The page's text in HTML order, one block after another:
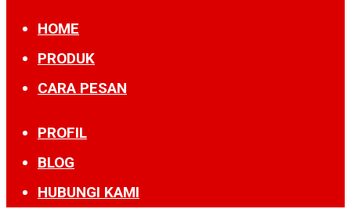
HOME
PRODUK
CARA PESAN
PROFIL
BLOG
HUBUNGI KAMI